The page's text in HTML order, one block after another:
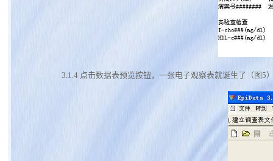
3.1.4 点击数据表预览按钮，一张电子观察表就诞生了（图5